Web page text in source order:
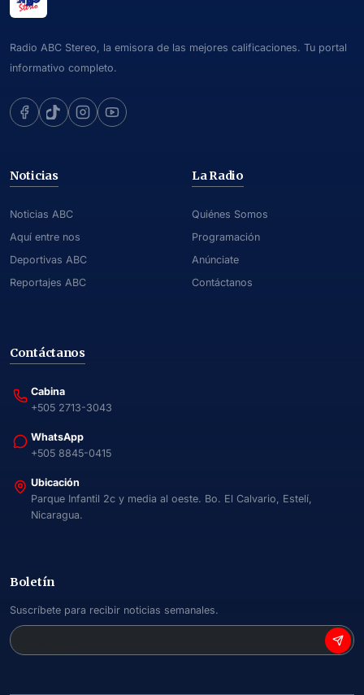
Radio ABC Stereo, la emisora de las mejores calificaciones. Tu portal
informativo completo.
Noticias
Noticias ABC
Aquí entre nos
Deportivas ABC
Reportajes ABC
La Radio
Quiénes Somos
Programación
Anúnciate
Contáctanos
Contáctanos
Cabina
+505 2713-3043
WhatsApp
+505 8845-0415
Ubicación
Parque Infantil 2c y media al oeste. Bo. El Calvario, Estelí,
Nicaragua.
Boletín
Suscríbete para recibir noticias semanales.